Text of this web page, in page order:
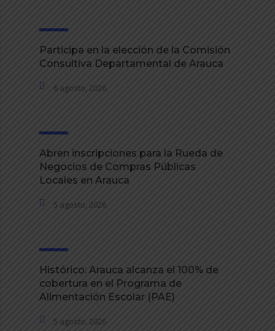
Participa en la elección de la Comisión
Consultiva Departamental de Arauca
6 agosto, 2026
Abren inscripciones para la Rueda de
Negocios de Compras Públicas
Locales en Arauca
5 agosto, 2026
Histórico: Arauca alcanza el 100% de
cobertura en el Programa de
Alimentación Escolar (PAE)
5 agosto, 2026